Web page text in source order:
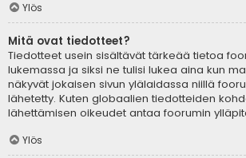
Ylös
Mitä ovat tiedotteet?
Tiedotteet usein sisältävät tärkeää tietoa
lukemassa ja siksi ne tulisi lukea aina kun
näkyvät jokaisen sivun ylälaidassa niillä
lähetetty. Kuten globaalien tiedotteiden
lähettämisen oikeudet antaa foorumin
Ylös